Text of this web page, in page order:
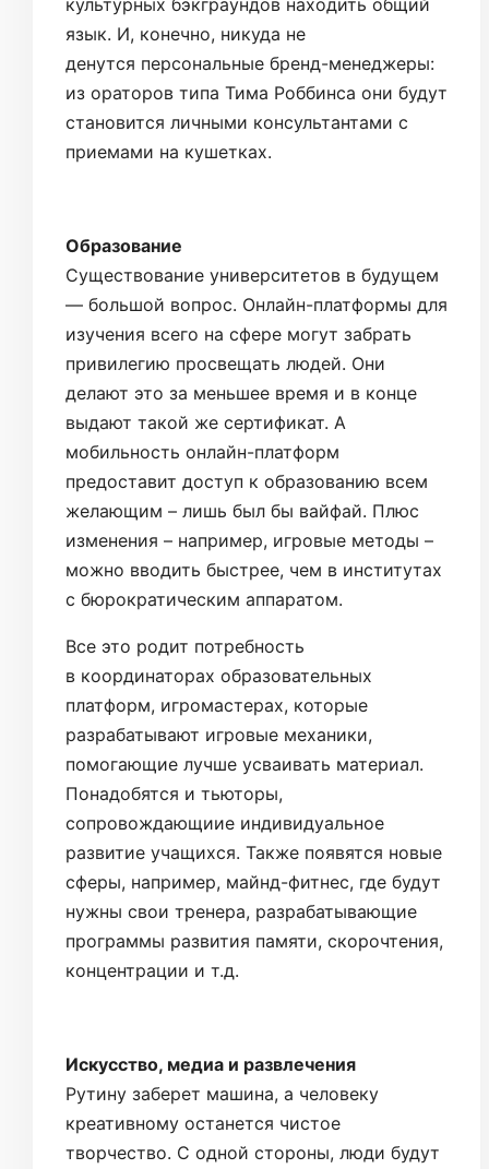
язык. И, конечно, никуда не
денутся персональные бренд-менеджеры:
из ораторов типа Тима Роббинса они будут
становится личными консультантами с
приемами на кушетках.
Образование
Существование университетов в будущем
— большой вопрос. Онлайн-платформы для
изучения всего на сфере могут забрать
привилегию просвещать людей. Они
делают это за меньшее время и в конце
выдают такой же сертификат. А
мобильность онлайн-платформ
предоставит доступ к образованию всем
желающим – лишь был бы вайфай. Плюс
изменения – например, игровые методы –
можно вводить быстрее, чем в институтах
с бюрократическим аппаратом.
Все это родит потребность
в координаторах образовательных
платформ, игромастерах, которые
разрабатывают игровые механики,
помогающие лучше усваивать материал.
Понадобятся и тьюторы,
сопровождающиие индивидуальное
развитие учащихся. Также появятся новые
сферы, например, майнд-фитнес, где будут
нужны свои тренера, разрабатывающие
программы развития памяти, скорочтения,
концентрации и т.д.
Искусство, медиа и развлечения
Рутину заберет машина, а человеку
креативному останется чистое
творчество. С одной стороны, люди будут